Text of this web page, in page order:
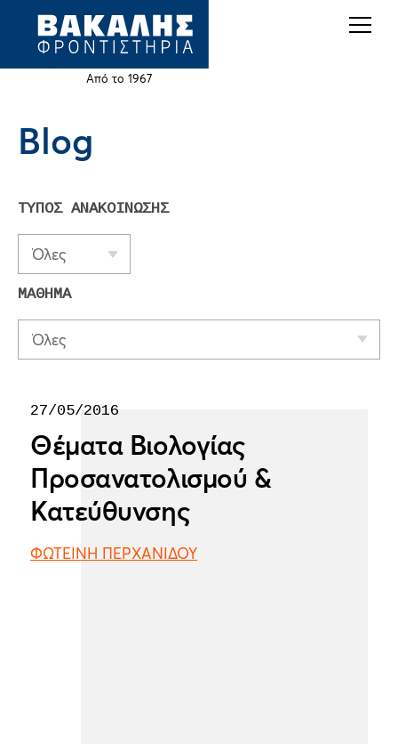
Jump
Από το 1967
Back
Blog
ΤΥΠΟΣ ΑΝΑΚΟΙΝΩΣΗΣ
Όλες
ΜΑΘΗΜΑ
Όλες
27/05/2016
Θέματα Βιολογίας
Προσανατολισμού &
Κατεύθυνσης
ΦΩΤΕΙΝΗ ΠΕΡΧΑΝΙΔΟΥ